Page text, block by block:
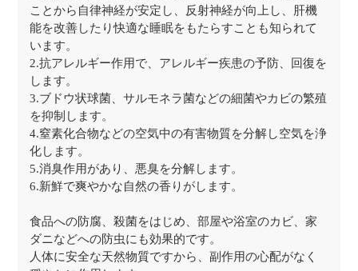
ことから自律神経が安定し、反射神経が向上し、肝機
能を改善したり快適な睡眠をもたらすことも知られて
います。
2.抗アレルギー作用で、アレルギー疾患の予防、回復を
します。
3.ブドウ状球菌、サルモネラ菌などの細菌やカビの繁殖
を抑制します。
4.窒素化合物などの空気中の有害物質を分解し空気を浄
化します。
5.消臭作用があり、悪臭を分解します。
6.新鮮で爽やかな自然の香りがします。
食品への防腐、殺菌をはじめ、部屋や浴室のカビ、家
ダニなどへの防虫にも効果的です。
人体に安全な天然物質ですから、副作用の心配がなく